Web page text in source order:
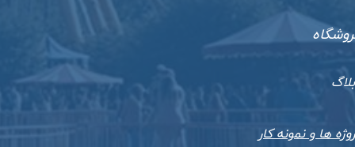
ها و نمونه کار